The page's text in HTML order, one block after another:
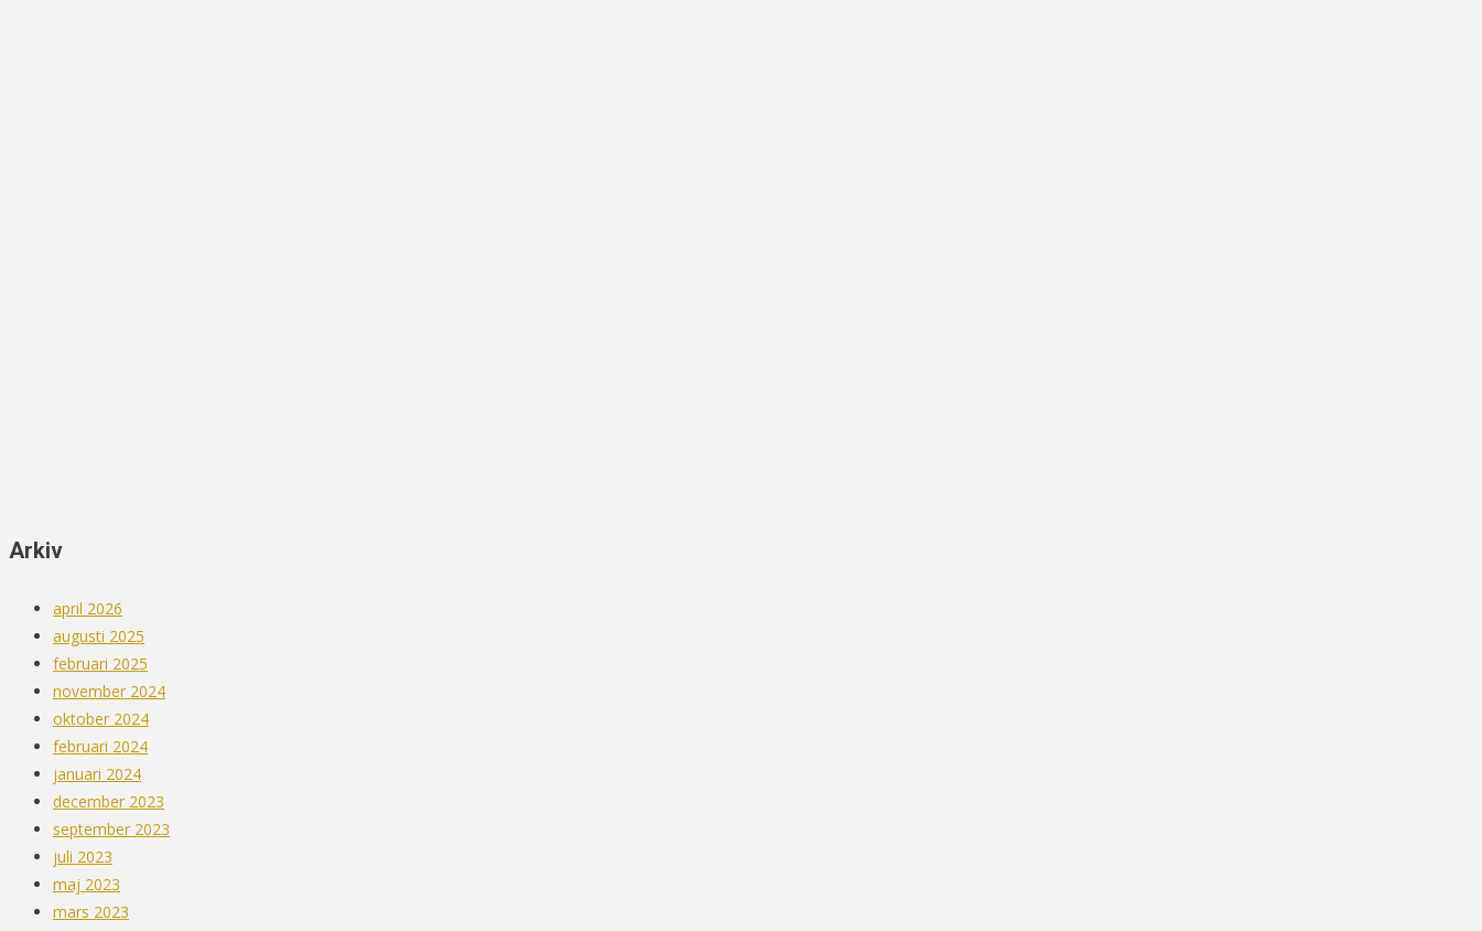
Arkiv
april 2026
augusti 2025
februari 2025
november 2024
oktober 2024
februari 2024
januari 2024
december 2023
september 2023
juli 2023
maj 2023
mars 2023